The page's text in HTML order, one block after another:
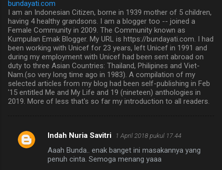
bundayati.com
I am an Indonesian Citizen, borne in 1939 mother of 5 children,
having 4 healthy grandsons. I am a blogger too -- joined a
Female Community in 2009. The Community known as
Kumpulan Emak Blogger. My URL is https://bundayati.com. I had
been working with Unicef for 23 years, left Unicef in 1991 and
during my employment with Unicef had been sent abroad on
duty to three Asian Countries: Thailand, Philipines and Viet-
Nam.(so very long time ago in 1983). A compilation of my
selected articles from my blog had been self-publishing in Feb
'15 entitled Me and My Life and 19 (nineteen) anthologies in
2019. More of less that's so far my introduction to all readers.
K
Indah Nuria Savitri 1 April 2018 pukul 17.44
Aaah Bunda.. enak banget ini masakannya yang
penuh cinta. Semoga menang yaaa